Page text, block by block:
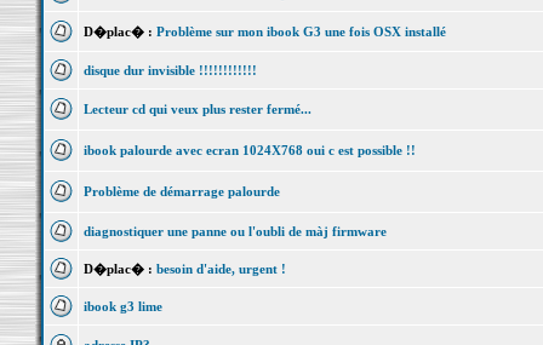
D�plac� : Problème sur mon ibook G3 une fois OSX installé
disque dur invisible !!!!!!!!!!!!
Lecteur cd qui veux plus rester fermé...
ibook palourde avec ecran 1024X768 oui c est possible !!
Problème de démarrage palourde
diagnostiquer une panne ou l'oubli de màj firmware
D�plac� : besoin d'aide, urgent !
ibook g3 lime